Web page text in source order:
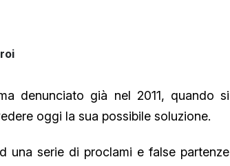
denunciato già nel 2011, quando si
oggi la sua possibile soluzione.
una serie di proclami e false partenze